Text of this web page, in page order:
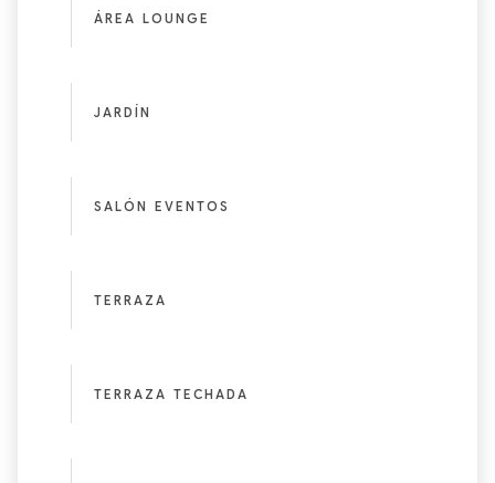
ÁREA LOUNGE
JARDÍN
SALÓN EVENTOS
TERRAZA
TERRAZA TECHADA